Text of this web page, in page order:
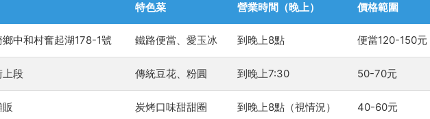
特色菜 營業時間（晚上） 價格範圍
中和村奮起湖178-1號 鐵路便當、愛玉冰 到晚上8點 便當120-150元
上段 傳統豆花、粉圓 到晚上7:30 50-70元
炭烤口味甜甜圈 到晚上8點（視情況） 40-60元